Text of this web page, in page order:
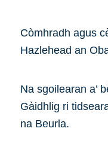
Còmhradh agus
Hazlehead an
Na sgoilearan a’
Gàidhlig ri
na Beurla.